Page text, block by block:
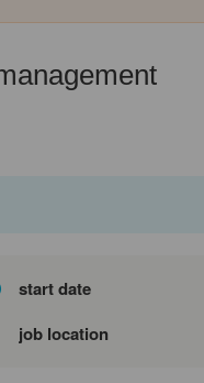
start date
job location